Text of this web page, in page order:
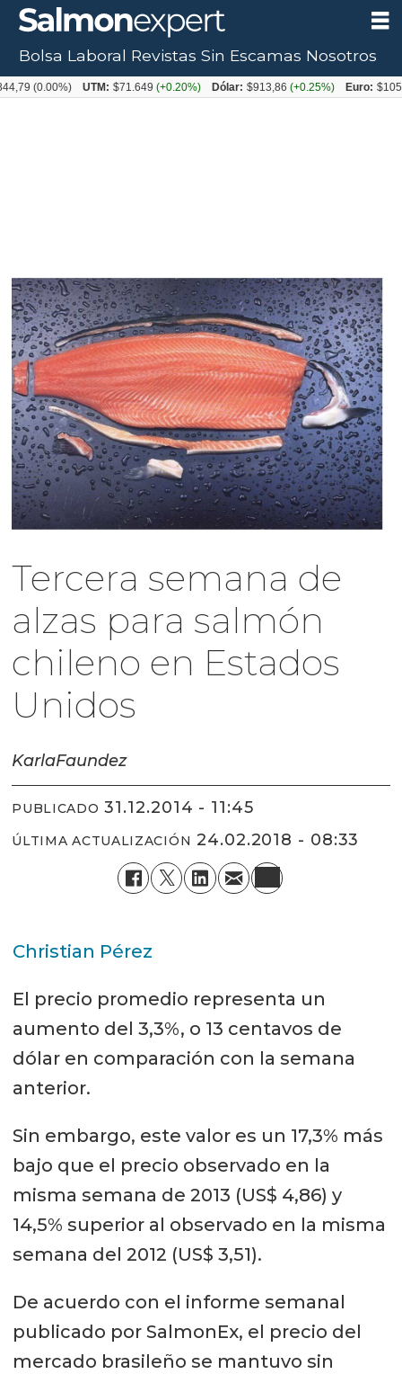
Tercera semana de
alzas para salmón
chileno en Estados
Unidos
KarlaFaundez
PUBLICADO 31.12.2014 - 11:45
ÚLTIMA ACTUALIZACIÓN 24.02.2018 - 08:33
Christian Pérez
El precio promedio representa un
aumento del 3,3%, o 13 centavos de
dólar en comparación con la semana
anterior.
Sin embargo, este valor es un 17,3% más
bajo que el precio observado en la
misma semana de 2013 (US$ 4,86) y
14,5% superior al observado en la misma
semana del 2012 (US$ 3,51).
De acuerdo con el informe semanal
publicado por SalmonEx, el precio del
mercado brasileño se mantuvo sin
Bolsa Laboral Revistas Sin Escamas Nosotros
(0.00%) UTM: $71.649(+0.20%) Dólar: $913,86(+0.25%) Euro: $1053,08